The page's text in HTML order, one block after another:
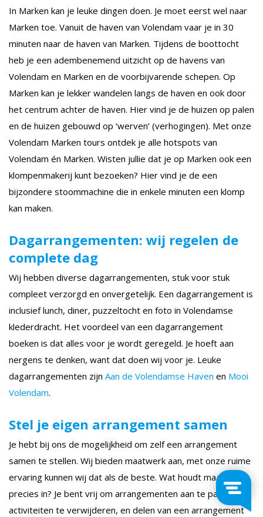
In Marken kan je leuke dingen doen. Je moet eerst wel naar
Marken toe. Vanuit de haven van Volendam vaar je in 30
minuten naar de haven van Marken. Tijdens de boottocht
heb je een adembenemend uitzicht op de havens van
Volendam en Marken en de voorbijvarende schepen. Op
Marken kan je lekker wandelen langs de haven en ook door
het centrum achter de haven. Hier vind je de huizen op palen
en de huizen gebouwd op ‘werven’ (verhogingen). Met onze
Volendam Marken tours ontdek je alle hotspots van
Volendam én Marken. Wisten jullie dat je op Marken ook een
klompenmakerij kunt bezoeken? Hier vind je de een
bijzondere stoommachine die in enkele minuten een klomp
kan maken.
Dagarrangementen: wij regelen de
complete dag
Wij hebben diverse dagarrangementen, stuk voor stuk
compleet verzorgd en onvergetelijk. Een dagarrangement is
inclusief lunch, diner, puzzeltocht en foto in Volendamse
klederdracht. Het voordeel van een dagarrangement
boeken is dat alles voor je wordt geregeld. Je hoeft aan
nergens te denken, want dat doen wij voor je. Leuke
dagarrangementen zijn Aan de Volendamse Haven en Mooi
Volendam.
Stel je eigen arrangement samen
Je hebt bij ons de mogelijkheid om zelf een arrangement
samen te stellen. Wij bieden maatwerk aan, met onze ruime
ervaring kunnen wij dat als de beste. Wat houdt maatwerk
precies in? Je bent vrij om arrangementen aan te passen,
activiteiten te verwijderen, en delen van een arrangement